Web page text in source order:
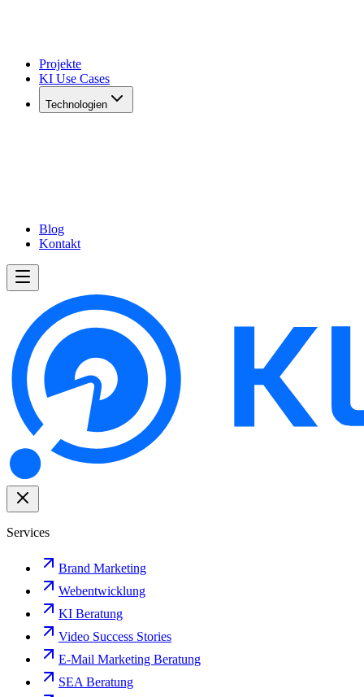
Projekte
KI Use Cases
Technologien
Blog
Kontakt
Services
Brand Marketing
Webentwicklung
KI Beratung
Video Success Stories
E-Mail Marketing Beratung
SEA Beratung